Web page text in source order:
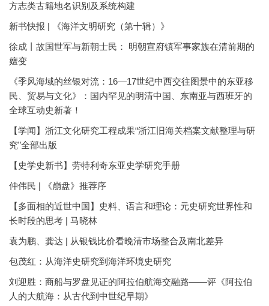
方志类古籍地名识别及系统构建
新书快报 | 《海洋文明研究（第十辑）》
徐成丨故国世军与新朝士民： 明朝宣府镇军事家族在清前期的
嬗变
《季风海域的丝银对流：16—17世纪中西交往图景中的东亚移
民、贸易与文化》：国内罕见的明清中国、东南亚与西班牙的
全球互动史新著！
【学闻】浙江文化研究工程成果“浙江旧海关档案文献整理与研
究”全部出版
【史学史新书】劳特利奇东亚史学研究手册
仲伟民 | 《崩盘》推荐序
【多面相的近世中国】史料、语言和理论：元史研究世界性和
长时段的思考 | 马晓林
袁为鹏、龚达 | 从银钱比价看晚清市场整合及南北差异
包茂红：从海洋史研究到海洋环境史研究
刘迎胜：商船与罗盘见证的阿拉伯航海交融路——评《阿拉伯
人的大航海：从古代到中世纪早期》